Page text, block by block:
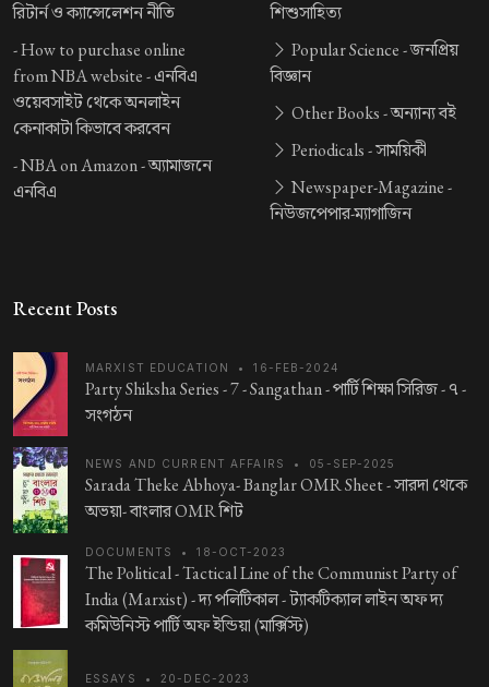
রিটার্ন ও ক্যান্সেলেশন নীতি
-How to purchase online
from NBA website -এনবিএ
ওয়েবসাইট থেকে অনলাইন
কেনাকাটা কিভাবে করবেন
-NBA on Amazon -অ্যামাজনে
এনবিএ
শিশুসাহিত্য
Popular Science -জনপ্রিয়
বিজ্ঞান
Other Books -অন্যান্য বই
Periodicals -সাময়িকী
Newspaper-Magazine -
নিউজপেপার-ম্যাগাজিন
Recent Posts
MARXIST EDUCATION • 16-FEB-2024
Party Shiksha Series - 7 - Sangathan -পার্টি শিক্ষা সিরিজ - ৭ -
সংগঠন
NEWS AND CURRENT AFFAIRS • 05-SEP-2025
Sarada Theke Abhoya- Banglar OMR Sheet -সারদা থেকে
অভয়া- বাংলার OMR শিট
DOCUMENTS • 18-OCT-2023
The Political - Tactical Line of the Communist Party of
India (Marxist) -দ্য পলিটিকাল - ট্যাকটিক্যাল লাইন অফ দ্য
কমিউনিস্ট পার্টি অফ ইন্ডিয়া (মার্ক্সিস্ট)
ESSAYS • 20-DEC-2023